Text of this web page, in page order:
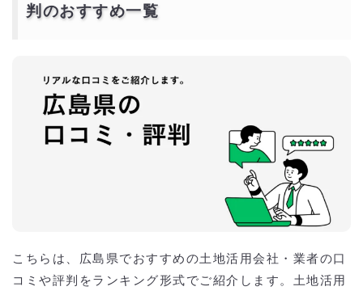
パナソニック ホームズ株式会社
ミサワホーム株式会社
広島県で各土地活用を得意とする会社の一覧
広島県の土地活用業者の選び方について
業者の実績と信頼性を確認する
専門分野の適合性
り率や初期費用
広島県で数社の土地活用会社・業者から無料で一括プ
判のおすすめ一覧
こちらは、広島県でおすすめの土地活用会社・業者の口
コミや評判をランキング形式でご紹介します。土地活用